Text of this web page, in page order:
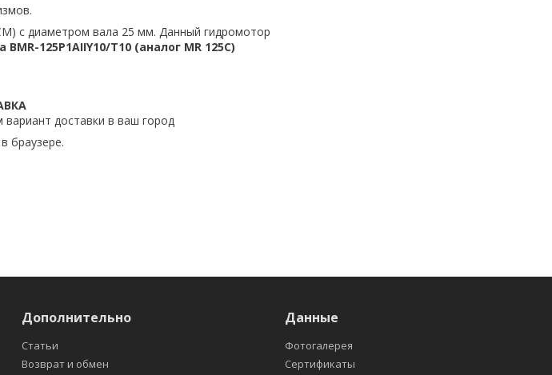
с диаметром вала 25 мм. Данный гидромотор
125P1AIIY10/T10 (аналог MR 125C)
доставки в ваш город
браузере.
Дополнительно
Статьи
Возврат и обмен
Данные
Фотогалерея
Сертификаты